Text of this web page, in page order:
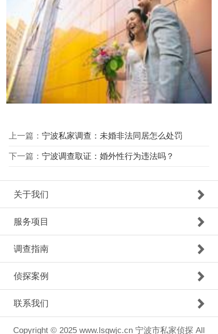
上一篇： 宁波私家调查：未婚非法同居怎么处罚
下一篇： 宁波调查取证：婚外性行为违法吗？
关于我们
服务项目
调查指南
侦探案例
联系我们
Copyright © 2025 www.lsgwjc.cn 宁波市私家侦探 All